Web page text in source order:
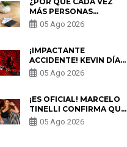
MÁS PERSONAS
UTILIZAN UNA VPN
PARA PROTEGER SU
05 Ago 2026
¡IMPACTANTE
ACCIDENTE! KEVIN DÍAZ
CAE DESDE OCHO
METROS EN “ESTO ES
PREOCUPACIÓN
05 Ago 2026
¡ES OFICIAL! MARCELO
TINELLI CONFIRMA QUE
REGRESÓ CON MILETT
FIGUEROA: “EL AMOR
05 Ago 2026